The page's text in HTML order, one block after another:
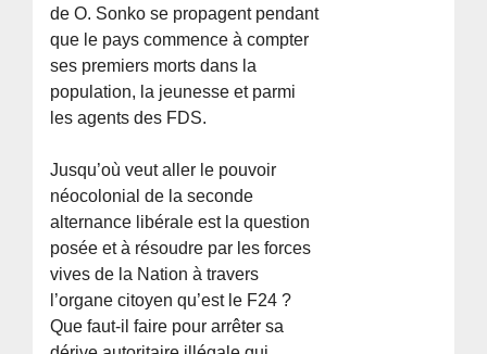
de O. Sonko se propagent pendant
que le pays commence à compter
ses premiers morts dans la
population, la jeunesse et parmi
les agents des FDS.
Jusqu’où veut aller le pouvoir
néocolonial de la seconde
alternance libérale est la question
posée et à résoudre par les forces
vives de la Nation à travers
l’organe citoyen qu’est le F24 ?
Que faut-il faire pour arrêter sa